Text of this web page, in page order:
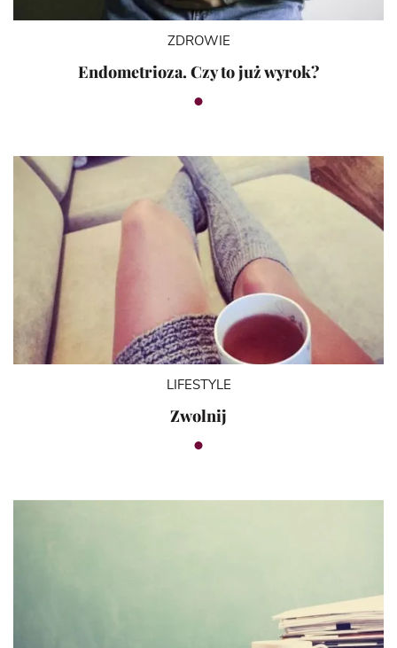
ZDROWIE
Endometrioza. Czy to już wyrok?
LIFESTYLE
Zwolnij